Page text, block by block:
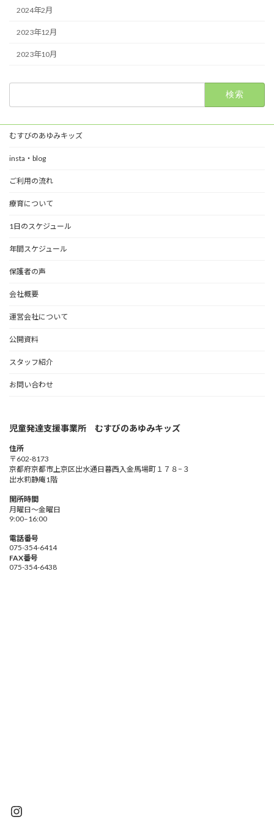
2024年2月
2023年12月
2023年10月
むすびのあゆみキッズ
insta・blog
ご利用の流れ
療育について
1日のスケジュール
年間スケジュール
保護者の声
会社概要
運営会社について
公開資料
スタッフ紹介
お問い合わせ
児童発達支援事業所 むすびのあゆみキッズ
住所
〒602-8173
京都府京都市上京区出水通日暮西入金馬場町１７８−３
出水莉静庵1階
開所時間
月曜日～金曜日
9:00–16:00
電話番号
075-354-6414
FAX番号
075-354-6438
Instagram